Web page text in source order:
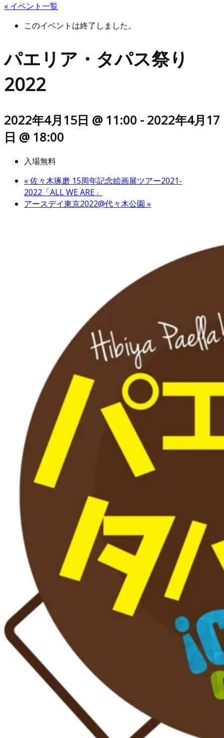
« イベント一覧
このイベントは終了しました。
パエリア・タパス祭り
2022
2022年4月15日 @ 11:00 - 2022年4月17
日 @ 18:00
入場無料
«佐々木琢磨 15周年記念絵画展ツアー2021-
2022「ALL WE ARE」
アースデイ東京2022@代々木公園 »